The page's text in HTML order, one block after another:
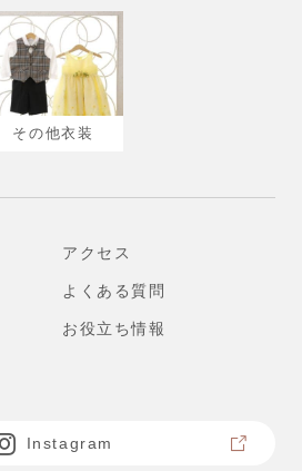
その他衣装
アクセス
よくある質問
お役立ち情報
Instagram